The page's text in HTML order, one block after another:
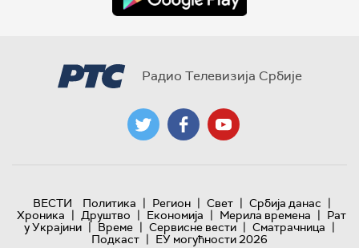
Радио Телевизија Србије
ВЕСТИ Политика | Регион | Свет | Србија данас |
Хроника | Друштво | Економија | Мерила времена | Рат
у Украјини | Време | Сервисне вести | Сматрачница |
Подкаст | ЕУ могућности 2026